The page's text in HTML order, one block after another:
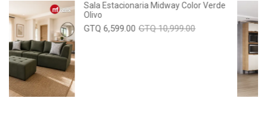
Sala Estacionaria Midway Color Verde
Olivo
GTQ 6,599.00 GTQ 10,999.00